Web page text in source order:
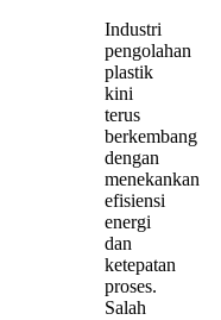
Industri
pengolahan
plastik
kini
terus
berkembang
dengan
menekankan
efisiensi
energi
dan
ketepatan
proses.
Salah